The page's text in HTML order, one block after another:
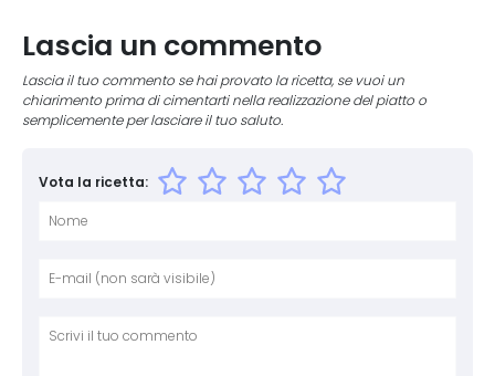
Lascia un commento
Lascia il tuo commento se hai provato la ricetta, se vuoi un
chiarimento prima di cimentarti nella realizzazione del piatto o
semplicemente per lasciare il tuo saluto.
Vota la ricetta: